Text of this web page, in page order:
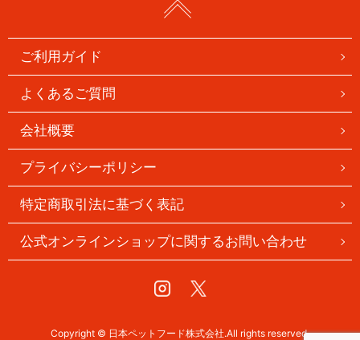
ご利用ガイド
よくあるご質問
会社概要
プライバシーポリシー
特定商取引法に基づく表記
公式オンラインショップに関するお問い合わせ
Instagram
Copyright © 日本ペットフード株式会社.All rights reserved.